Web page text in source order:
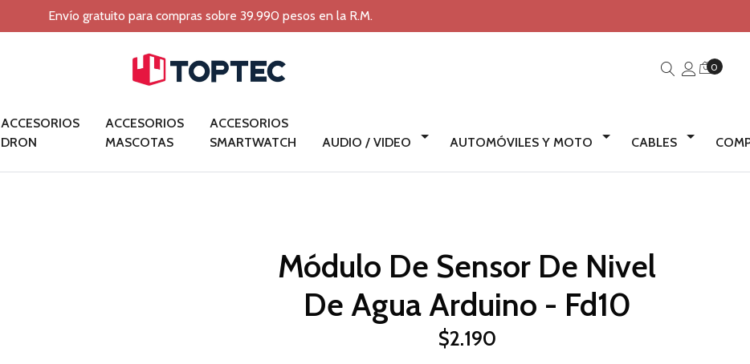
Envío gratuito para compras sobre 39.990 pesos en la R.M.
0
ACCESORIOS
DRON
ACCESORIOS
MASCOTAS
ACCESORIOS
SMARTWATCH
AUDIO / VIDEO AUTOMÓVILES Y MOTO CABLES
Módulo De Sensor De Nivel
De Agua Arduino - Fd10
$2.190